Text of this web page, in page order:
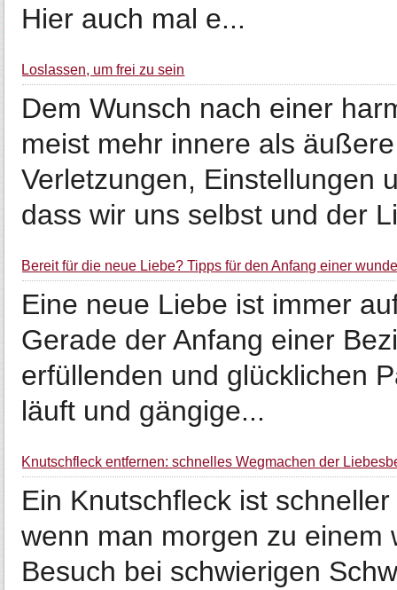
Hier auch mal e...
Loslassen, um frei zu sein
Dem Wunsch nach einer
meist mehr innere als
Verletzungen, Einstellungen
dass wir uns selbst und der
Bereit für die neue Liebe? Tipps für den Anfang einer
Eine neue Liebe ist immer
Gerade der Anfang einer
erfüllenden und glücklichen
läuft und gängige...
Knutschfleck entfernen: schnelles Wegmachen der
Ein Knutschfleck ist
wenn man morgen zu
Besuch bei schwierigen